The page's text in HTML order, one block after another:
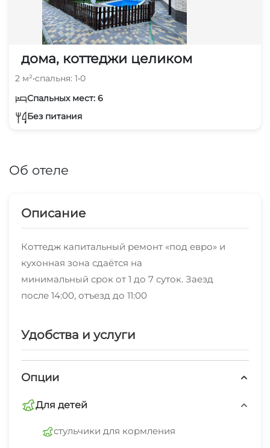
дома, коттеджи целиком
2 м²•спальня: 1•0
Спальных мест: 6
Без питания
Об отеле
Описание
Коттедж капитальный ремонт «под евро» и
кухонная зона сдаётся на
минимальный срок от 1 до 7 суток. Заезд
после 14:00, отъезд до 11:00
Удобства и услуги
Опции
Для детей
стульчики для кормления